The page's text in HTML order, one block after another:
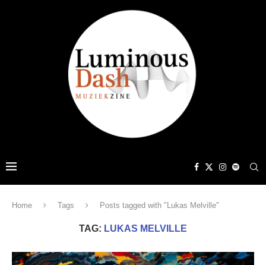
Home Tags Posts tagged with "Lukas Melville"
TAG: LUKAS MELVILLE